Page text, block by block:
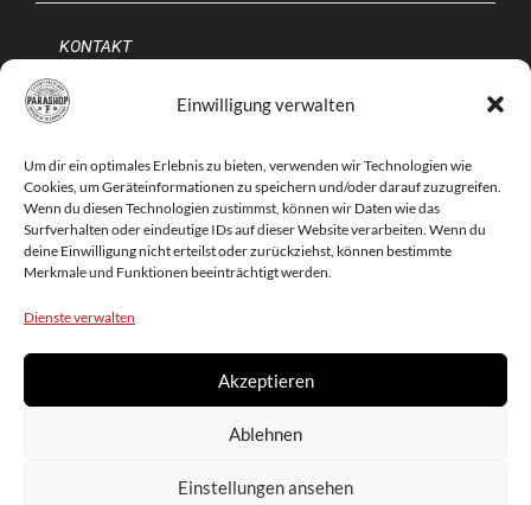
Einwilligung verwalten
Um dir ein optimales Erlebnis zu bieten, verwenden wir Technologien wie
Cookies, um Geräteinformationen zu speichern und/oder darauf zuzugreifen.
Wenn du diesen Technologien zustimmst, können wir Daten wie das
Surfverhalten oder eindeutige IDs auf dieser Website verarbeiten. Wenn du
deine Einwilligung nicht erteilst oder zurückziehst, können bestimmte
Merkmale und Funktionen beeinträchtigt werden.
Dienste verwalten
Akzeptieren
Ablehnen
Einstellungen ansehen
KONTAKT
IMPRESSUM
DATENSCHUTZERKLÄRUNG
COOKIE-RICHTLINIE (EU)
FLUGTECHNIK